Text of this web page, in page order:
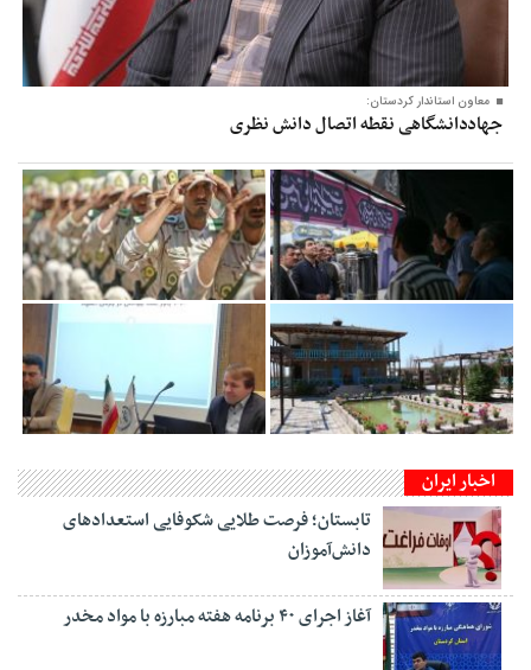
معاون‌ استاندار کردستان:
جهاددانشگاهی نقطه اتصال دانش نظری
اخبار ایران
تابستان؛ فرصت طلایی شکوفایی استعدادهای
دانش‌آموزان
آغاز اجرای ۴۰ برنامه هفته مبارزه با مواد مخدر